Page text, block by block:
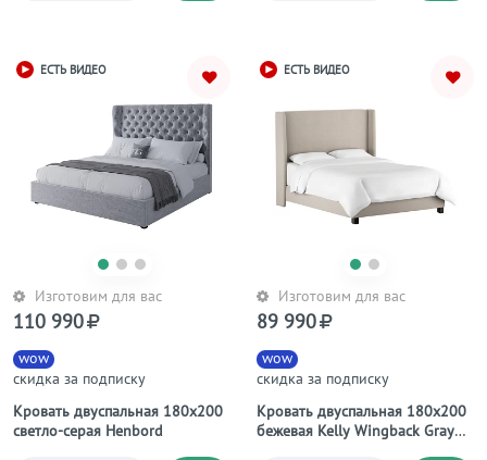
ЕСТЬ ВИДЕО
Изготовим для вас
Кровать двуспальная 180х200
светло-серая Henbord
wow
скидка за подписку
110 990
ЕСТЬ ВИДЕО
Изготовим для вас
Кровать двуспальная 180х200
бежевая Kelly Wingback Gray
wow
скидка за подписку
89 990